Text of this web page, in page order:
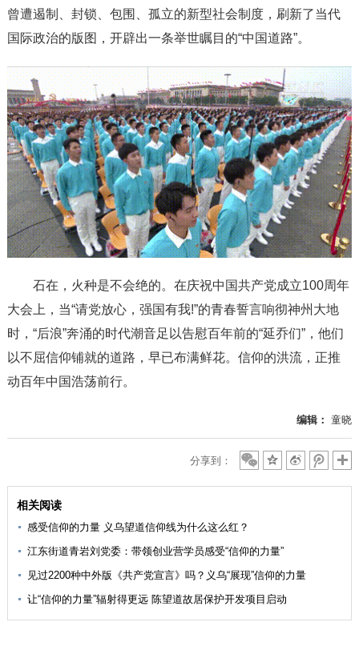
曾遭遏制、封锁、包围、孤立的新型社会制度，刷新了当代
国际政治的版图，开辟出一条举世瞩目的“中国道路”。
石在，火种是不会绝的。在庆祝中国共产党成立100周年
大会上，当“请党放心，强国有我!”的青春誓言响彻神州大地
时，“后浪”奔涌的时代潮音足以告慰百年前的“延乔们”，他们
以不屈信仰铺就的道路，早已布满鲜花。信仰的洪流，正推
动百年中国浩荡前行。
编辑： 童晓
分享到：
相关阅读
感受信仰的力量 义乌望道信仰线为什么这么红？
江东街道青岩刘党委：带领创业营学员感受“信仰的力量”
见过2200种中外版《共产党宣言》吗？义乌“展现”信仰的力量
让“信仰的力量”辐射得更远 陈望道故居保护开发项目启动